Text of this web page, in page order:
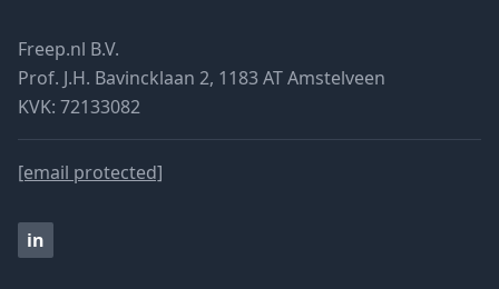
Freep.nl B.V.
Prof. J.H. Bavincklaan 2, 1183 AT Amstelveen
KVK: 72133082
[email protected]
in